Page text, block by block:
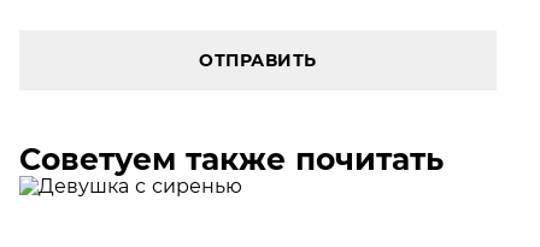
ОТПРАВИТЬ
Советуем также почитать